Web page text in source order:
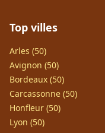
Top villes
Arles (50)
Avignon (50)
Bordeaux (50)
Carcassonne (50)
Honfleur (50)
Lyon (50)